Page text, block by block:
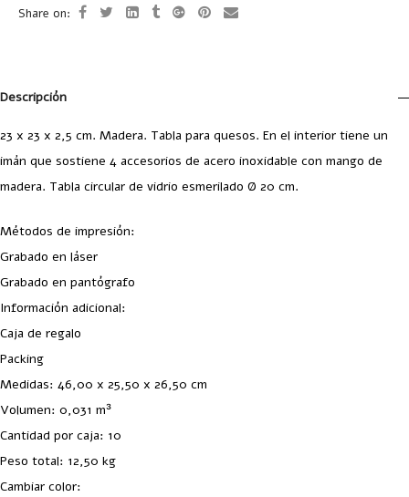
Share on:
Descripción
23 x 23 x 2,5 cm. Madera. Tabla para quesos. En el interior tiene un
imán que sostiene 4 accesorios de acero inoxidable con mango de
madera. Tabla circular de vidrio esmerilado Ø 20 cm.
Métodos de impresión:
Grabado en láser
Grabado en pantógrafo
Información adicional:
Caja de regalo
Packing
Medidas: 46,00 x 25,50 x 26,50 cm
Volumen: 0,031 m³
Cantidad por caja: 10
Peso total: 12,50 kg
Cambiar color: